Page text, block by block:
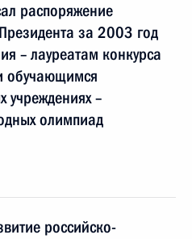
распоряжение
за 2003 год
– лауреатам конкурса
обучающимся
учреждениях –
олимпиад
российско-